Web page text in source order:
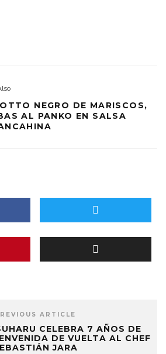
NEGRO DE MARISCOS,
AL PANKO EN SALSA
ARTICLE
CELEBRA 7 AÑOS DE
DE VUELTA AL CHEF
JARA